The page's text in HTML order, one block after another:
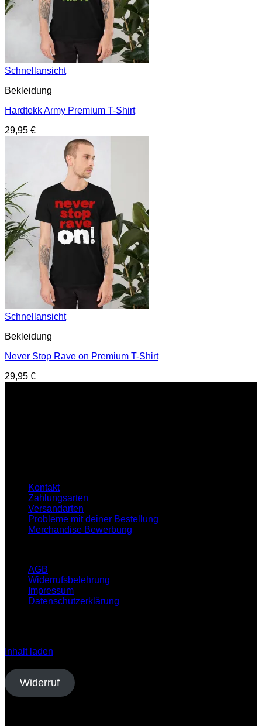
Schnellansicht
Bekleidung
Hardtekk Army Premium T-Shirt
29,95 €
Schnellansicht
Bekleidung
Never Stop Rave on Premium T-Shirt
29,95 €
Kontakt
Zahlungsarten
Versandarten
Probleme mit deiner Bestellung
Merchandise Bewerbung
AGB
Widerrufsbelehrung
Impressum
Datenschutzerklärung
Inhalt laden
Vertrag widerrufen
Widerruf